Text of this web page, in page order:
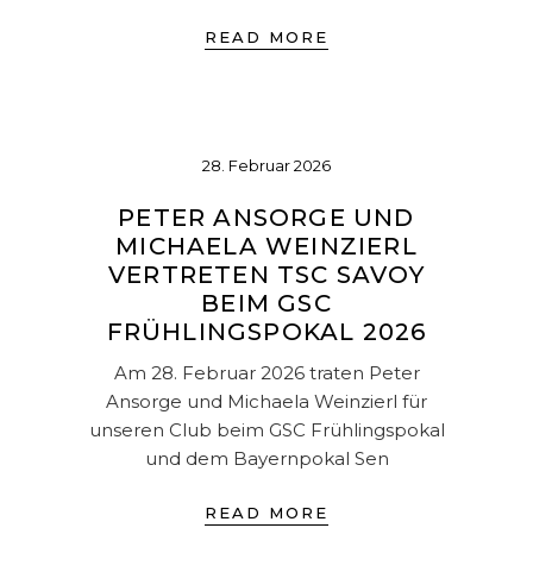
READ MORE
28. Februar 2026
PETER ANSORGE UND
MICHAELA WEINZIERL
VERTRETEN TSC SAVOY
BEIM GSC
FRÜHLINGSPOKAL 2026
Am 28. Februar 2026 traten Peter
Ansorge und Michaela Weinzierl für
unseren Club beim GSC Frühlingspokal
und dem Bayernpokal Sen
READ MORE